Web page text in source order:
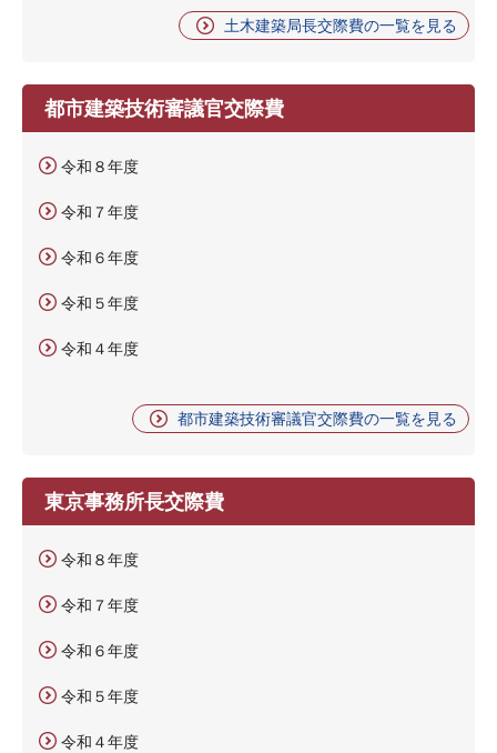
土木建築局長交際費の一覧を見る
都市建築技術審議官交際費
令和８年度
令和７年度
令和６年度
令和５年度
令和４年度
都市建築技術審議官交際費の一覧を見る
東京事務所長交際費
令和８年度
令和７年度
令和６年度
令和５年度
令和４年度